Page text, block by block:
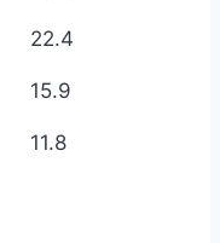
22.4
15.9
11.8